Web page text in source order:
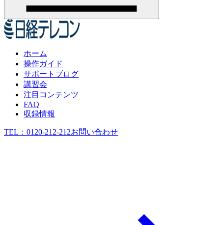
ホーム
操作ガイド
サポートブログ
講習会
注目コンテンツ
FAQ
収録情報
TEL： 0120-212-212お問い合わせ